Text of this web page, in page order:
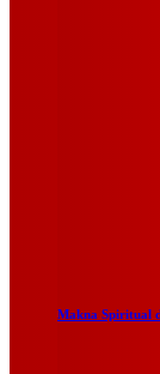
Makna Spiritual